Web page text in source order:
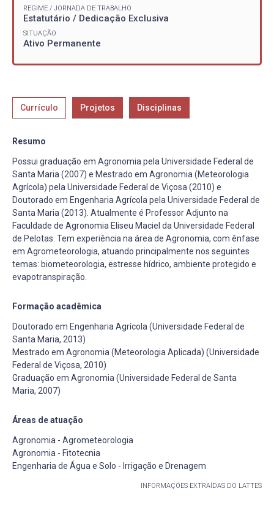
REGIME / JORNADA DE TRABALHO
Estatutário / Dedicação Exclusiva
SITUAÇÃO
Ativo Permanente
Currículo Projetos Disciplinas
Resumo
Possui graduação em Agronomia pela Universidade Federal de
Santa Maria (2007) e Mestrado em Agronomia (Meteorologia
Agrícola) pela Universidade Federal de Viçosa (2010) e
Doutorado em Engenharia Agrícola pela Universidade Federal de
Santa Maria (2013). Atualmente é Professor Adjunto na
Faculdade de Agronomia Eliseu Maciel da Universidade Federal
de Pelotas. Tem experiência na área de Agronomia, com ênfase
em Agrometeorologia, atuando principalmente nos seguintes
temas: biometeorologia, estresse hídrico, ambiente protegido e
evapotranspiração.
Formação acadêmica
Doutorado em Engenharia Agrícola (Universidade Federal de
Santa Maria, 2013)
Mestrado em Agronomia (Meteorologia Aplicada) (Universidade
Federal de Viçosa, 2010)
Graduação em Agronomia (Universidade Federal de Santa
Maria, 2007)
Áreas de atuação
Agronomia - Agrometeorologia
Agronomia - Fitotecnia
Engenharia de Água e Solo - Irrigação e Drenagem
INFORMAÇÕES EXTRAÍDAS DO LATTES